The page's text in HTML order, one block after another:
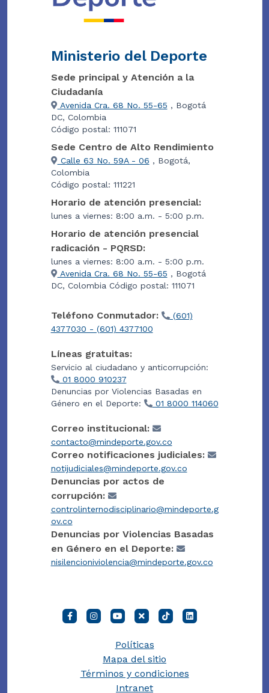
Ministerio del Deporte
Sede principal y Atención a la
Ciudadanía
Avenida Cra. 68 No. 55-65 , Bogotá
DC, Colombia
Código postal: 111071
Sede Centro de Alto Rendimiento
Calle 63 No. 59A - 06 , Bogotá,
Colombia
Código postal: 111221
Horario de atención presencial:
lunes a viernes: 8:00 a.m. - 5:00 p.m.
Horario de atención presencial
radicación - PQRSD:
lunes a viernes: 8:00 a.m. - 5:00 p.m.
Avenida Cra. 68 No. 55-65 , Bogotá
DC, Colombia Código postal: 111071
Teléfono Conmutador:
(601)
4377030 - (601) 4377100
Líneas gratuitas:
Servicio al ciudadano y anticorrupción:
01 8000 910237
Denuncias por Violencias Basadas en
Género en el Deporte:
01 8000 114060
Correo institucional:
contacto@mindeporte.gov.co
Correo notificaciones judiciales:
notijudiciales@mindeporte.gov.co
Denuncias por actos de
corrupción:
controlinternodisciplinario@mindeporte.g
ov.co
Denuncias por Violencias Basadas
en Género en el Deporte:
nisilencioniviolencia@mindeporte.gov.co
Políticas
Mapa del sitio
Términos y condiciones
Intranet